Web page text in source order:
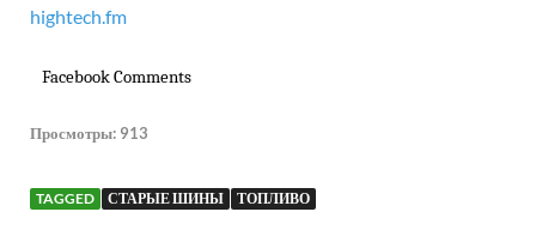
hightech.fm
Facebook Comments
Просмотры: 913
TAGGED СТАРЫЕ ШИНЫ ТОПЛИВО